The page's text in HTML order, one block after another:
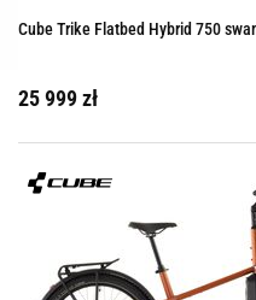
Cube Trike Flatbed Hybrid 750
25 999 zł